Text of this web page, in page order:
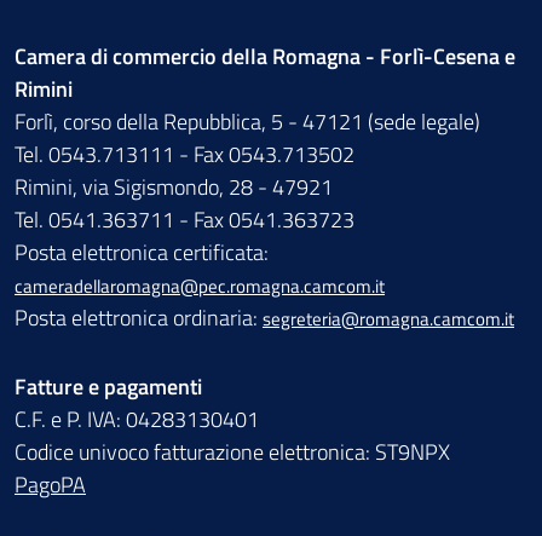
Camera di commercio della Romagna - Forlì-Cesena e
Rimini
Forlì, corso della Repubblica, 5 - 47121 (sede legale)
Tel. 0543.713111 - Fax 0543.713502
Rimini, via Sigismondo, 28 - 47921
Tel. 0541.363711 - Fax 0541.363723
Posta elettronica certificata:
cameradellaromagna@pec.romagna.camcom.it
Posta elettronica ordinaria: segreteria@romagna.camcom.it
Fatture e pagamenti
C.F. e P. IVA: 04283130401
Codice univoco fatturazione elettronica: ST9NPX
PagoPA